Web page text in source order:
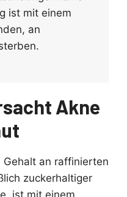
ist mit einem
an
Akne
Gehalt an raffinierten
zuckerhaltiger
ist mit einem